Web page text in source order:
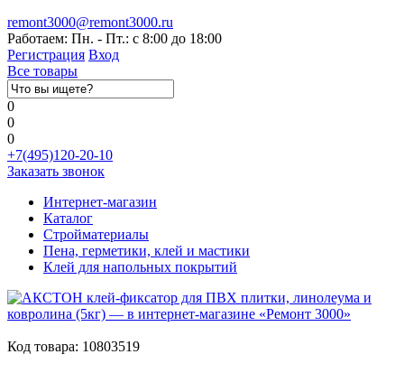
remont3000@remont3000.ru
Работаем: Пн. - Пт.: с 8:00 до 18:00
Регистрация Вход
Все товары
0
0
0
+7(495)120-20-10
Заказать звонок
Интернет-магазин
Каталог
Стройматериалы
Пена, герметики, клей и мастики
Клей для напольных покрытий
Код товара: 10803519